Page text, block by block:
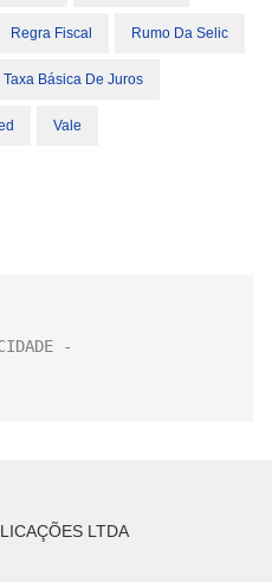
Regra Fiscal Rumo Da Selic
Taxa Básica De Juros
Vale
LTDA